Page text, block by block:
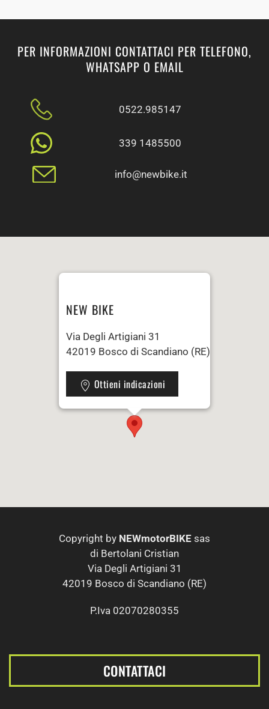
PER INFORMAZIONI CONTATTACI PER TELEFONO,
WHATSAPP O EMAIL
0522.985147
339 1485500
info@newbike.it
NEW BIKE
Via Degli Artigiani 31
42019 Bosco di Scandiano (RE)
Ottieni indicazioni
Copyright by NEWmotorBIKE sas
di Bertolani Cristian
Via Degli Artigiani 31
42019 Bosco di Scandiano (RE)
P.Iva 02070280355
CONTATTACI